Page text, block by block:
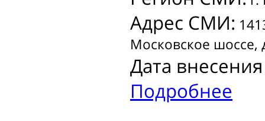
Адрес СМИ:
Московское шоссе,
Дата
Подробнее